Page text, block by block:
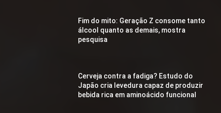
Fim do mito: Geração Z consome tanto
álcool quanto as demais, mostra
pesquisa
Cerveja contra a fadiga? Estudo do
Japão cria levedura capaz de produzir
bebida rica em aminoácido funcional